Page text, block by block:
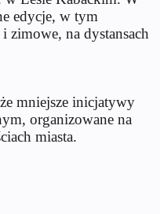
edycje, w tym
zimowe, na dystansach
mniejsze inicjatywy
organizowane na
miasta.